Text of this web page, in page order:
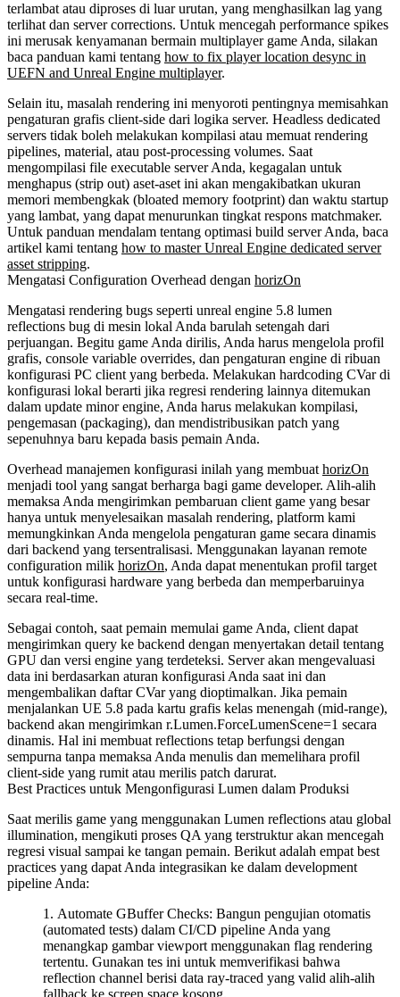
terlambat atau diproses di luar urutan, yang menghasilkan lag yang
terlihat dan server corrections. Untuk mencegah performance spikes
ini merusak kenyamanan bermain multiplayer game Anda, silakan
baca panduan kami tentang how to fix player location desync in
UEFN and Unreal Engine multiplayer.
Selain itu, masalah rendering ini menyoroti pentingnya memisahkan
pengaturan grafis client-side dari logika server. Headless dedicated
servers tidak boleh melakukan kompilasi atau memuat rendering
pipelines, material, atau post-processing volumes. Saat
mengompilasi file executable server Anda, kegagalan untuk
menghapus (strip out) aset-aset ini akan mengakibatkan ukuran
memori membengkak (bloated memory footprint) dan waktu startup
yang lambat, yang dapat menurunkan tingkat respons matchmaker.
Untuk panduan mendalam tentang optimasi build server Anda, baca
artikel kami tentang how to master Unreal Engine dedicated server
asset stripping.
Mengatasi Configuration Overhead dengan horizOn
Mengatasi rendering bugs seperti unreal engine 5.8 lumen
reflections bug di mesin lokal Anda barulah setengah dari
perjuangan. Begitu game Anda dirilis, Anda harus mengelola profil
grafis, console variable overrides, dan pengaturan engine di ribuan
konfigurasi PC client yang berbeda. Melakukan hardcoding CVar di
konfigurasi lokal berarti jika regresi rendering lainnya ditemukan
dalam update minor engine, Anda harus melakukan kompilasi,
pengemasan (packaging), dan mendistribusikan patch yang
sepenuhnya baru kepada basis pemain Anda.
Overhead manajemen konfigurasi inilah yang membuathorizOn
menjadi tool yang sangat berharga bagi game developer. Alih-alih
memaksa Anda mengirimkan pembaruan client game yang besar
hanya untuk menyelesaikan masalah rendering, platform kami
memungkinkan Anda mengelola pengaturan game secara dinamis
dari backend yang tersentralisasi. Menggunakan layanan remote
configuration milik horizOn, Anda dapat menentukan profil target
untuk konfigurasi hardware yang berbeda dan memperbaruinya
secara real-time.
Sebagai contoh, saat pemain memulai game Anda, client dapat
mengirimkan query ke backend dengan menyertakan detail tentang
GPU dan versi engine yang terdeteksi. Server akan mengevaluasi
data ini berdasarkan aturan konfigurasi Anda saat ini dan
mengembalikan daftar CVar yang dioptimalkan. Jika pemain
menjalankan UE 5.8 pada kartu grafis kelas menengah (mid-range),
backend akan mengirimkan r.Lumen.ForceLumenScene=1 secara
dinamis. Hal ini membuat reflections tetap berfungsi dengan
sempurna tanpa memaksa Anda menulis dan memelihara profil
client-side yang rumit atau merilis patch darurat.
Best Practices untuk Mengonfigurasi Lumen dalam Produksi
Saat merilis game yang menggunakan Lumen reflections atau global
illumination, mengikuti proses QA yang terstruktur akan mencegah
regresi visual sampai ke tangan pemain. Berikut adalah empat best
practices yang dapat Anda integrasikan ke dalam development
pipeline Anda:
Automate GBuffer Checks: Bangun pengujian otomatis
(automated tests) dalam CI/CD pipeline Anda yang
menangkap gambar viewport menggunakan flag rendering
tertentu. Gunakan tes ini untuk memverifikasi bahwa
reflection channel berisi data ray-traced yang valid alih-alih